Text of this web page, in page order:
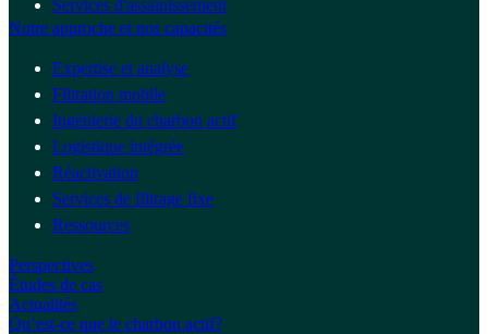
Services d'assainissement
Notre approche et nos capacités
Expertise et analyse
Filtration mobile
Ingénierie du charbon actif
Logistique intégrée
Réactivation
Services de filtrage fixe
Ressources
Perspectives
Études de cas
Actualités
Qu’est-ce que le charbon actif?